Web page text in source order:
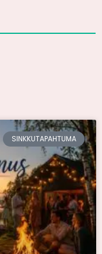
SINKKUTAPAHTUMA